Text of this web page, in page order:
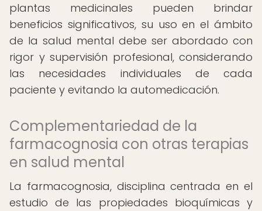
plantas medicinales pueden brindar
beneficios significativos, su uso en el ámbito
de la salud mental debe ser abordado con
rigor y supervisión profesional, considerando
las necesidades individuales de cada
paciente y evitando la automedicación.
Complementariedad de la
farmacognosia con otras terapias
en salud mental
La farmacognosia, disciplina centrada en el
estudio de las propiedades bioquímicas y